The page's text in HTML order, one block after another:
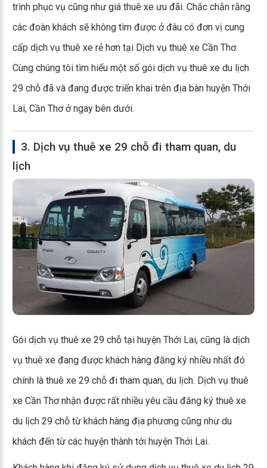
trình phục vụ cũng như giá thuê xe ưu đãi. Chắc chắn rằng
các đoàn khách sẽ không tìm được ở đâu có đơn vị cung
cấp dịch vụ thuê xe rẻ hơn tại Dịch vụ thuê xe Cần Thơ.
Cùng chúng tôi tìm hiểu một số gói dịch vụ thuê xe du lịch
29 chỗ đã và đang được triển khai trên địa bàn huyện Thới
Lai, Cần Thơ ở ngay bên dưới.
3. Dịch vụ thuê xe 29 chỗ đi tham quan, du
lịch
Gói dịch vụ thuê xe 29 chỗ tại huyện Thới Lai, cũng là dịch
vụ thuê xe đang được khách hàng đăng ký nhiều nhất đó
chính là thuê xe 29 chỗ đi tham quan, du lịch. Dịch vụ thuê
xe Cần Thơ nhận được rất nhiều yêu cầu đăng ký thuê xe
du lịch 29 chỗ từ khách hàng địa phương cũng như du
khách đến từ các huyện thành tới huyện Thới Lai.